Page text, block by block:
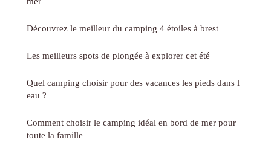
Découvrez le meilleur du camping 4 étoiles à brest
Les meilleurs spots de plongée à explorer cet été
Quel camping choisir pour des vacances les pieds dans l
eau ?
Comment choisir le camping idéal en bord de mer pour
toute la famille